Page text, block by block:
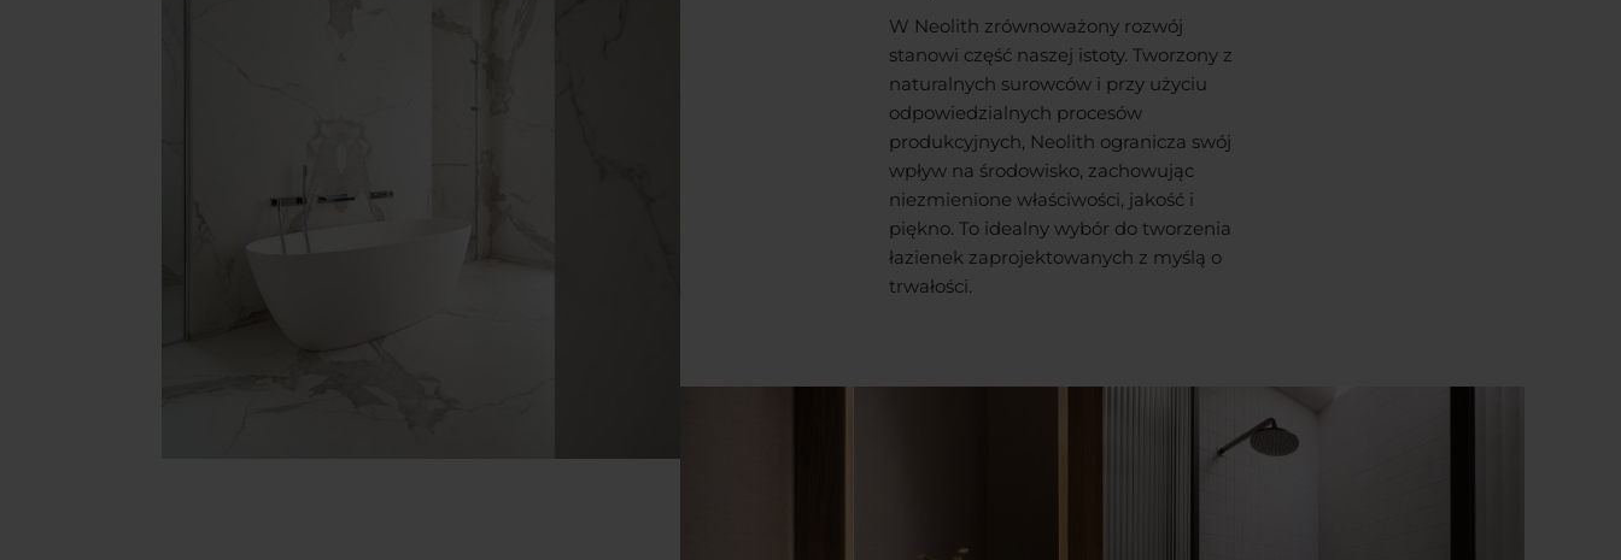
W Neolith zrównoważony rozwój
stanowi część naszej istoty. Tworzony z
naturalnych surowców i przy użyciu
odpowiedzialnych procesów
produkcyjnych, Neolith ogranicza swój
wpływ na środowisko, zachowując
niezmienione właściwości, jakość i
piękno. To idealny wybór do tworzenia
łazienek zaprojektowanych z myślą o
trwałości.